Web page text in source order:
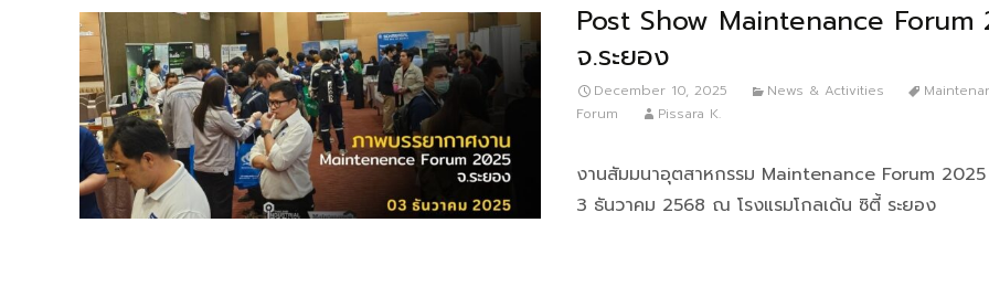
Post Show Maintenance Forum
จ.ระยอง
December 10, 2025 News & Activities
Forum
Pissara K.
งานสัมมนาอุตสาหกรรม Maintenance Forum 2025
3 ธันวาคม 2568 ณ โรงแรมโกลเด้น ซิตี้ ระยอง